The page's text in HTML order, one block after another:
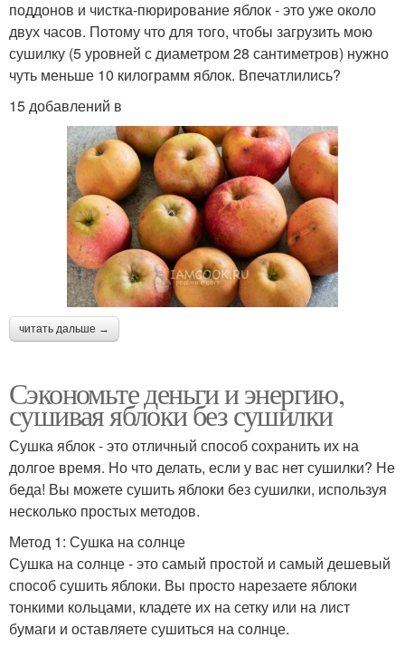
поддонов и чистка-пюрирование яблок - это уже около
двух часов. Потому что для того, чтобы загрузить мою
сушилку (5 уровней с диаметром 28 сантиметров) нужно
чуть меньше 10 килограмм яблок. Впечатлились?
15 добавлений в
читать дальше →
Сэкономьте деньги и энергию,
сушивая яблоки без сушилки
Сушка яблок - это отличный способ сохранить их на
долгое время. Но что делать, если у вас нет сушилки? Не
беда! Вы можете сушить яблоки без сушилки, используя
несколько простых методов.
Метод 1: Сушка на солнце
Сушка на солнце - это самый простой и самый дешевый
способ сушить яблоки. Вы просто нарезаете яблоки
тонкими кольцами, кладете их на сетку или на лист
бумаги и оставляете сушиться на солнце.